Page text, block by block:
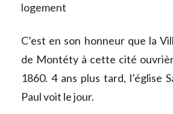
logement
C’est en son honneur que la
de Montéty à cette cité
1860. 4 ans plus tard, l’église
Paul voit le jour.